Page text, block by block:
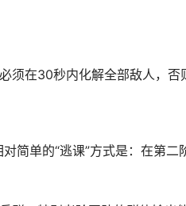
须在30秒内化解全部敌人，否
简单的“逃课”方式是：在第